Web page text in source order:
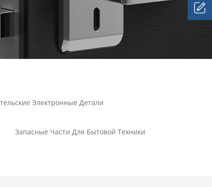
Электронные Детали
Запасные Части Для Бытовой Техники